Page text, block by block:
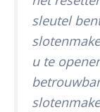
sleutel
u te